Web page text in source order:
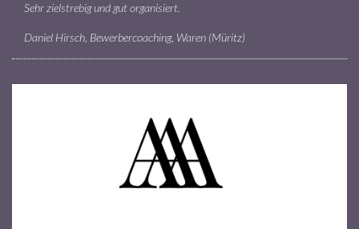
Sehr zielstrebig und gut organisiert.
Daniel Hirsch, Bewerbercoaching, Waren (Müritz)